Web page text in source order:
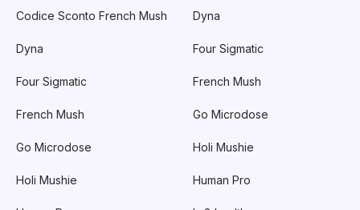
Codice Sconto French Mush
Dyna
Four Sigmatic
French Mush
Go Microdose
Holi Mushie
Dyna
Four Sigmatic
French Mush
Go Microdose
Holi Mushie
Human Pro